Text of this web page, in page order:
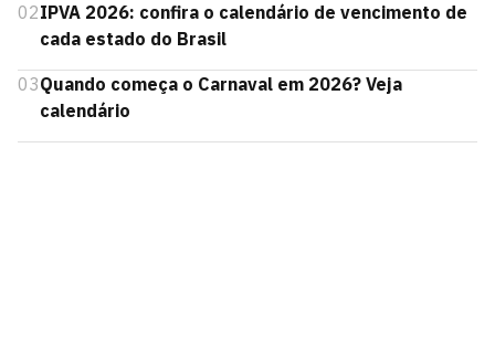
02IPVA 2026: confira o calendário de vencimento de
cada estado do Brasil
03Quando começa o Carnaval em 2026? Veja
calendário